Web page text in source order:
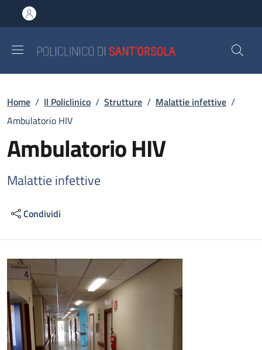
al contenuto principale
to footer content
Briciole di pane
Home / Il Policlinico / Strutture / Malattie infettive /
Ambulatorio HIV
Ambulatorio HIV
Malattie infettive
Condividi
Descrizione